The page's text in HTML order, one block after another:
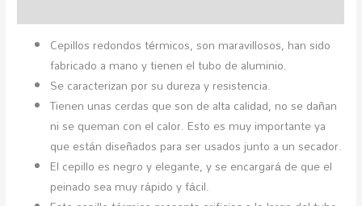
Cepillos redondos térmicos, son maravillosos, han sido
fabricado a mano y tienen el tubo de aluminio.
Se caracterizan por su dureza y resistencia.
Tienen unas cerdas que son de alta calidad, no se dañan
ni se queman con el calor. Esto es muy importante ya
que están diseñados para ser usados junto a un secador.
El cepillo es negro y elegante, y se encargará de que el
peinado sea muy rápido y fácil.